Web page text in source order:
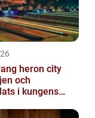
heron city
och
i kungens